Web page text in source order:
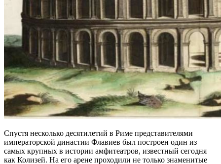
Спустя несколько десятилетий в Риме представителями
императорской династии Флавиев был построен один из
самых крупных в истории амфитеатров, известный сегодня
как Колизей. На его арене проходили не только знаменитые